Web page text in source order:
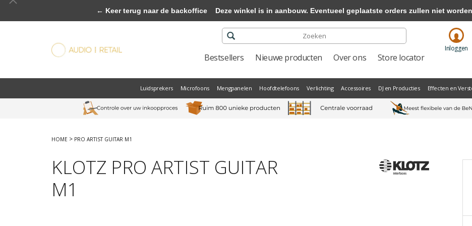
Bestsellers Nieuwe producten Over ons Store locator
Inloggen
Luidsprekers Microfoons Mengpanelen Hoofdtelefoons Verlichting Accessoires DJ en Producties Effecten en
HOME > PRO ARTIST GUITAR M1
KLOTZ PRO ARTIST GUITAR
M1
← Keer terug naar de backoffice Deze winkel is in aanbouw. Eventueel geplaatste orders zullen niet